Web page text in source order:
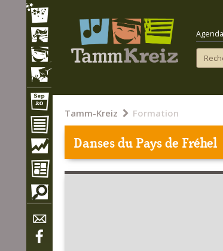
Tamm-Kreiz Formation
Danses du Pays de Fréhel